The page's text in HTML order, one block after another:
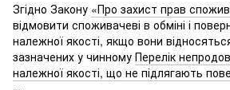
Згідно Закону «Про захист прав
відмовити споживачеві в обміні і
належної якості, якщо вони
зазначених у чинному Перелік
належної якості, що не підлягають